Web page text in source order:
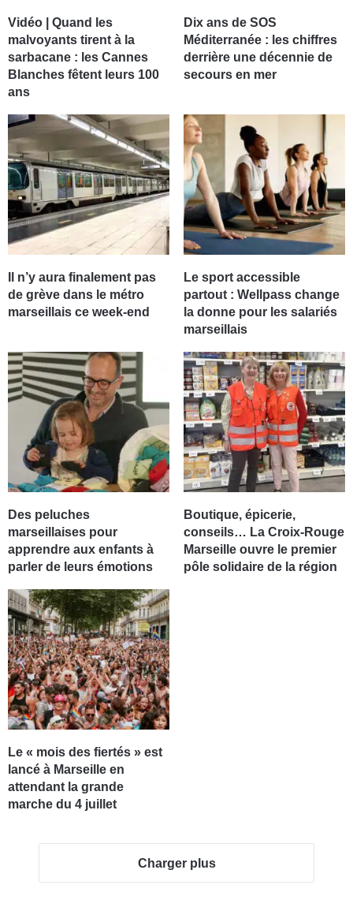
Vidéo | Quand les
malvoyants tirent à la
sarbacane : les Cannes
Blanches fêtent leurs 100
ans
Dix ans de SOS
Méditerranée : les chiffres
derrière une décennie de
secours en mer
Il n’y aura finalement pas
de grève dans le métro
marseillais ce week-end
Le sport accessible
partout : Wellpass change
la donne pour les salariés
marseillais
Des peluches
marseillaises pour
apprendre aux enfants à
parler de leurs émotions
Boutique, épicerie,
conseils… La Croix-Rouge
Marseille ouvre le premier
pôle solidaire de la région
Le « mois des fiertés » est
lancé à Marseille en
attendant la grande
marche du 4 juillet
Charger plus